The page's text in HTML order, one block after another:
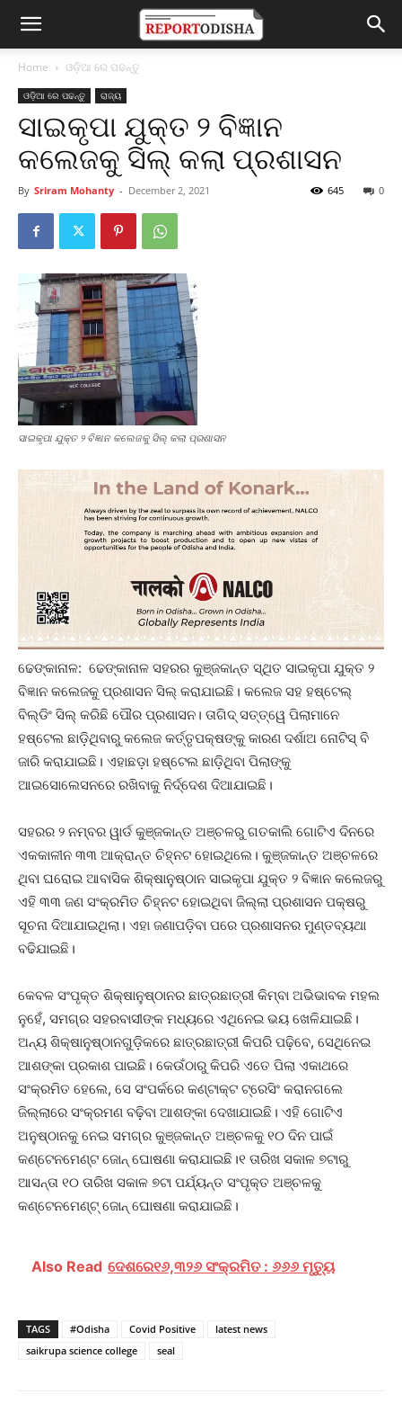
Home ଓଡ଼ିଆ ରେ ପଢନ୍ତୁ
ଓଡ଼ିଆ ରେ ପଢନ୍ତୁ ରାଜ୍ୟ
ସାଇକୃପା ଯୁକ୍ତ ୨ ବିଜ୍ଞାନ
କଲେଜକୁ ସିଲ୍ କଲା ପ୍ରଶାସନ
By Sriram Mohanty - December 2, 2021 0
645
ସାଇକୃପା ଯୁକ୍ତ ୨ ବିଜ୍ଞାନ କଲେଜକୁ ସିଲ୍ କଲା ପ୍ରଶାସନ
ଢେଙ୍କାନାଳ: ଢେଙ୍କାନାଳ ସହରର କୁଞ୍ଜକାନ୍ତ ସ୍ଥିତ ସାଇକୃପା ଯୁକ୍ତ ୨
ବିଜ୍ଞାନ କଲେଜକୁ ପ୍ରଶାସନ ସିଲ୍ କରାଯାଇଛି। କଲେଜ ସହ ହଷ୍ଟେଲ୍
ବିଲ୍ଡିଂ ସିଲ୍ କରିଛି ପୌର ପ୍ରଶାସନ। ତାଗିଦ୍ ସତ୍ତ୍ୱେ ପିଲାମାନେ
ହଷ୍ଟେଲ ଛାଡ଼ିଥିବାରୁ କଲେଜ କର୍ତ୍ତୃପକ୍ଷଙ୍କୁ କାରଣ ଦର୍ଶାଅ ନୋଟିସ୍ ବି
ଜାରି କରାଯାଇଛି। ଏହାଛଡ଼ା ହଷ୍ଟେଲ ଛାଡ଼ିଥିବା ପିଲାଙ୍କୁ
ଆଇସୋଲେସନରେ ରଖିବାକୁ ନିର୍ଦ୍ଦେଶ ଦିଆଯାଇଛି।
ସହରର ୨ ନମ୍ବର ୱାର୍ଡ କୁଞ୍ଜକାନ୍ତ ଅଞ୍ଚଳରୁ ଗତକାଲି ଗୋଟିଏ ଦିନରେ
ଏକକାଳୀନ ୩୩ ଆକ୍ରାନ୍ତ ଚିହ୍ନଟ ହୋଇଥିଲେ। କୁଞ୍ଜକାନ୍ତ ଅଞ୍ଚଳରେ
ଥିବା ଘରୋଇ ଆବାସିକ ଶିକ୍ଷାନୁଷ୍ଠାନ ସାଇକୃପା ଯୁକ୍ତ ୨ ବିଜ୍ଞାନ କଲେଜରୁ
ଏହି ୩୩ ଜଣ ସଂକ୍ରମିତ ଚିହ୍ନଟ ହୋଇଥିବା ଜିଲ୍ଲା ପ୍ରଶାସନ ପକ୍ଷରୁ
ସୂଚନା ଦିଆଯାଇଥିଲା। ଏହା ଜଣାପଡ଼ିବା ପରେ ପ୍ରଶାସନର ମୁଣ୍ତବ୍ୟଥା
ବଢିଯାଇଛି।
କେବଳ ସଂପୃକ୍ତ ଶିକ୍ଷାନୁଷ୍ଠାନର ଛାତ୍ରଛାତ୍ରୀ କିମ୍ବା ଅଭିଭାବକ ମହଲ
ନୁହେଁ, ସମଗ୍ର ସହରବାସୀଙ୍କ ମଧ୍ୟରେ ଏଥିନେଇ ଭୟ ଖେଳିଯାଇଛି।
ଅନ୍ୟ ଶିକ୍ଷାନୁଷ୍ଠାନଗୁଡ଼ିକରେ ଛାତ୍ରଛାତ୍ରୀ କିପରି ପଢ଼ିବେ, ସେଥିନେଇ
ଆଶଙ୍କା ପ୍ରକାଶ ପାଇଛି। କେଉଁଠାରୁ କିପରି ଏତେ ପିଲା ଏକାଥରେ
ସଂକ୍ରମିତ ହେଲେ, ସେ ସଂପର୍କରେ କଣ୍ଟାକ୍ଟ ଟ୍ରେସିଂ କରାନଗଲେ
ଜିଲ୍ଲାରେ ସଂକ୍ରମଣ ବଢ଼ିବା ଆଶଙ୍କା ଦେଖାଯାଇଛି। ଏହି ଗୋଟିଏ
ଅନୁଷ୍ଠାନକୁ ନେଇ ସମଗ୍ର କୁଞ୍ଜକାନ୍ତ ଅଞ୍ଚଳକୁ ୧୦ ଦିନ ପାଇଁ
କଣ୍ଟେନମେଣ୍ଟ ଜୋନ୍ ଘୋଷଣା କରାଯାଇଛି।୧ ତାରିଖ ସକାଳ ୭ଟାରୁ
ଆସନ୍ତା ୧୦ ତାରିଖ ସକାଳ ୭ଟା ପର୍ଯ୍ୟନ୍ତ ସଂପୃକ୍ତ ଅଞ୍ଚଳକୁ
କଣ୍ଟେନମେଣ୍ଟ୍ ଜୋନ୍ ଘୋଷଣା କରାଯାଇଛି।
Also Read ଦେଶରେ୧୬,୩୨୬ ସଂକ୍ରମିତ : ୬୬୬ ମୃତ୍ୟୁ
TAGS #Odisha Covid Positive
latest news
saikrupa science college
seal